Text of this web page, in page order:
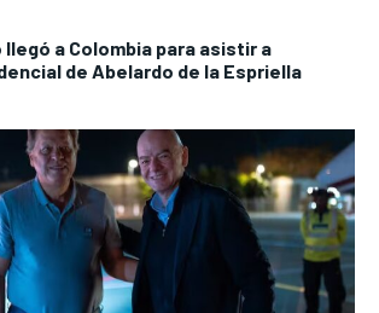
a Colombia para asistir a
de Abelardo de la Espriella